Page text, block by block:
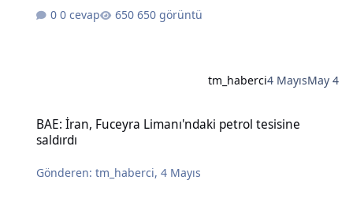
0 cevap 650 görüntü
tm_haberci4 MayısMay 4
BAE: İran, Fuceyra Limanı'ndaki petrol tesisine
saldırdı
Gönderen:tm_haberci,4 Mayıs